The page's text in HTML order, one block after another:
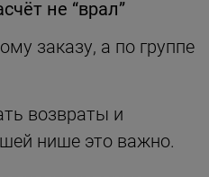
не “врал”
заказу, а по группе
возвраты и
нише это важно.